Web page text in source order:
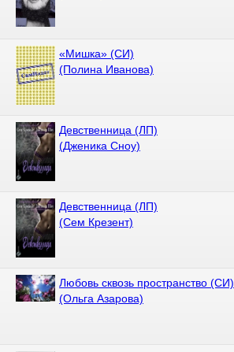
«Мишка» (СИ)
(Полина Иванова)
Девственница (ЛП)
(Дженика Сноу)
Девственница (ЛП)
(Сем Крезент)
Любовь сквозь пространство (СИ)
(Ольга Азарова)